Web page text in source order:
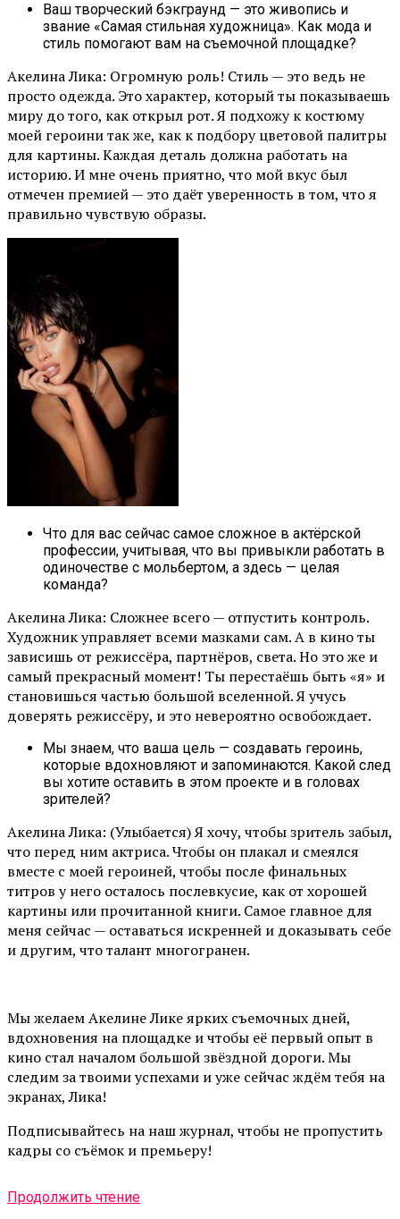
Ваш творческий бэкграунд — это живопись и
звание «Самая стильная художница». Как мода и
стиль помогают вам на съемочной площадке?
Акелина Лика: Огромную роль! Стиль — это ведь не
просто одежда. Это характер, который ты показываешь
миру до того, как открыл рот. Я подхожу к костюму
моей героини так же, как к подбору цветовой палитры
для картины. Каждая деталь должна работать на
историю. И мне очень приятно, что мой вкус был
отмечен премией — это даёт уверенность в том, что я
правильно чувствую образы.
Что для вас сейчас самое сложное в актёрской
профессии, учитывая, что вы привыкли работать в
одиночестве с мольбертом, а здесь — целая
команда?
Акелина Лика: Сложнее всего — отпустить контроль.
Художник управляет всеми мазками сам. А в кино ты
зависишь от режиссёра, партнёров, света. Но это же и
самый прекрасный момент! Ты перестаёшь быть «я» и
становишься частью большой вселенной. Я учусь
доверять режиссёру, и это невероятно освобождает.
Мы знаем, что ваша цель — создавать героинь,
которые вдохновляют и запоминаются. Какой след
вы хотите оставить в этом проекте и в головах
зрителей?
Акелина Лика: (Улыбается) Я хочу, чтобы зритель забыл,
что перед ним актриса. Чтобы он плакал и смеялся
вместе с моей героиней, чтобы после финальных
титров у него осталось послевкусие, как от хорошей
картины или прочитанной книги. Самое главное для
меня сейчас — оставаться искренней и доказывать себе
и другим, что талант многогранен.
Мы желаем Акелине Лике ярких съемочных дней,
вдохновения на площадке и чтобы её первый опыт в
кино стал началом большой звёздной дороги. Мы
следим за твоими успехами и уже сейчас ждём тебя на
экранах, Лика!
Подписывайтесь на наш журнал, чтобы не пропустить
кадры со съёмок и премьеру!
Продолжить чтение